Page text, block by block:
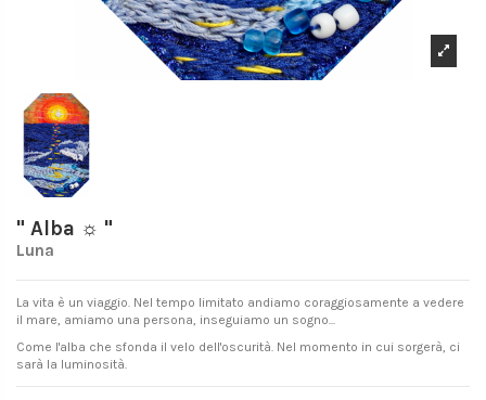
" Alba ☼ "
Luna
La vita è un viaggio. Nel tempo limitato andiamo coraggiosamente a vedere
il mare, amiamo una persona, inseguiamo un sogno...
Come l'alba che sfonda il velo dell'oscurità. Nel momento in cui sorgerà, ci
sarà la luminosità.